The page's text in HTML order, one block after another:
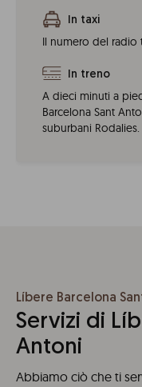
In taxi
Il numero del radio
In treno
A dieci minuti a
Barcelona Sant
suburbani Rodalies.
Líbere Barcelona
Servizi di
Antoni
Abbiamo ciò che ti